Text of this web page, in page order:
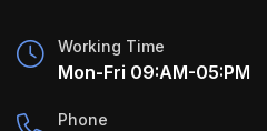
Working Time
Mon-Fri 09:AM-05:PM
Phone